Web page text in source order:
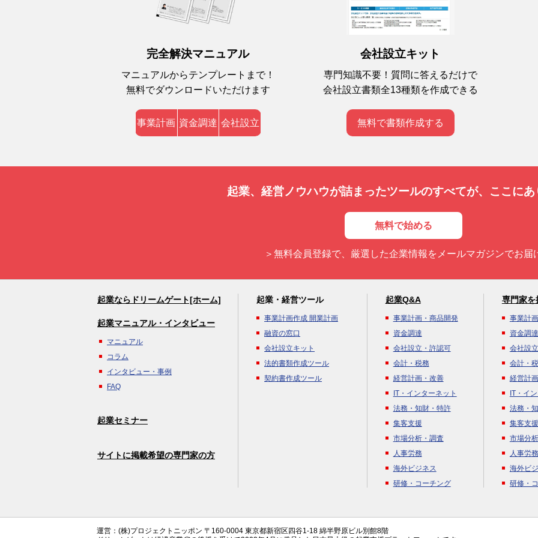
完全解決マニュアル
マニュアルからテンプレートまで！
無料でダウンロードいただけます
事業計画 資金調達 会社設立
会社設立キット
専門知識不要！質問に答えるだけで
会社設立書類全13種類を作成できる
無料で書類作成する
起業、経営ノウハウが詰まったツールのすべてが、 ここに
無料で始める
＞無料会員登録で、厳選した企業情報をメールマガジンでお届
起業ならドリームゲート[ホーム]
起業マニュアル・インタビュー
マニュアル
コラム
インタビュー・事例
FAQ
起業セミナー
サイトに掲載希望の専門家の方
起業・経営ツール
事業計画作成 開業計画
融資の窓口
会社設立キット
法的書類作成ツール
契約書作成ツール
起業Q&A
事業計画・商品開発
資金調達
会社設立・許認可
会計・税務
経営計画・改善
IT・インターネット
法務・知財・特許
集客支援
市場分析・調査
人事労務
海外ビジネス
研修・コーチング
専門家を
事業計
資金調達
会社設
会計・
経営計
IT・イ
法務・
集客支援
市場分
人事労務
海外ビ
研修・
運営：(株)プロジェクトニッポン 〒160-0004 東京都新宿区四谷1-18 綿半野原ビル別館8階